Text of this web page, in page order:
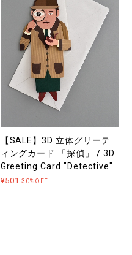
【SALE】3D 立体グリーテ
ィングカード 「探偵」 / 3D
Greeting Card "Detective"
¥501 30%OFF